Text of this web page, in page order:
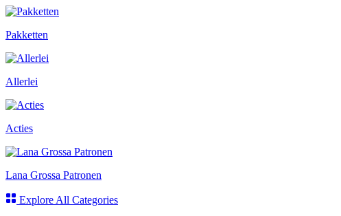
Pakketten
Allerlei
Acties
Lana Grossa Patronen
Explore All Categories